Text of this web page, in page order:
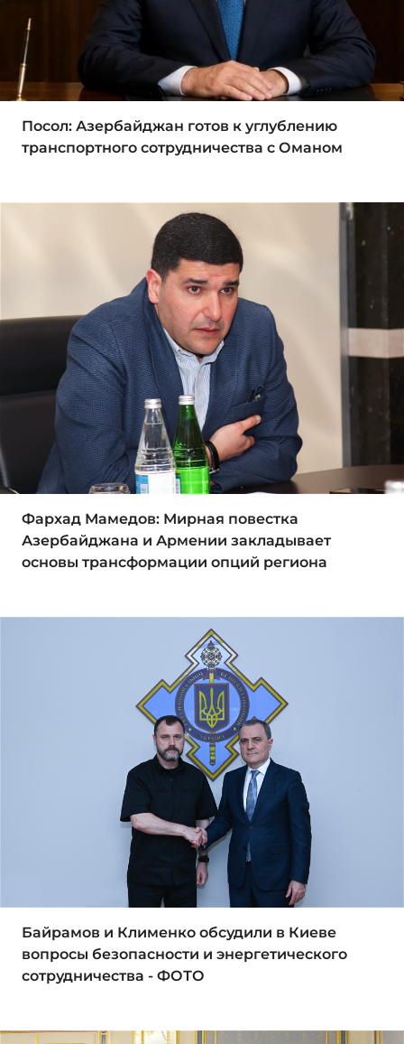
Посол: Азербайджан готов к углублению
транспортного сотрудничества с Оманом
Фархад Мамедов: Мирная повестка
Азербайджана и Армении закладывает
основы трансформации опций региона
Байрамов и Клименко обсудили в Киеве
вопросы безопасности и энергетического
сотрудничества - ФОТО